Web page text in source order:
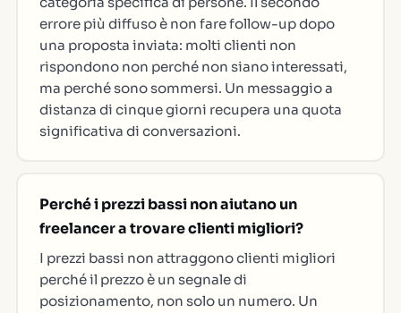
errore più diffuso è non fare follow-up dopo
una proposta inviata: molti clienti non
rispondono non perché non siano interessati,
ma perché sono sommersi. Un messaggio a
distanza di cinque giorni recupera una quota
significativa di conversazioni.
Perché i prezzi bassi non aiutano un
freelancer a trovare clienti migliori?
I prezzi bassi non attraggono clienti migliori
perché il prezzo è un segnale di
posizionamento, non solo un numero. Un